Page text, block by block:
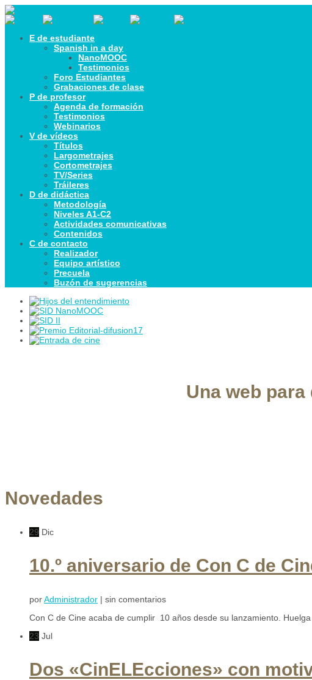
E de estudiante
Spanish in a day
NanoMOOC
Testimonios
Foro Estudiantes
Grabaciones de clase
P de profesor
Agenda de formación
Testimonios
Webinarios
V de vídeos
Títulos
Largometrajes
Cortometrajes
TV/Series
Tráileres
D de didáctica
Metodología
Niveles A1-C2
Actividades comunicativas
Contenidos
C de contacto
Realizador
Equipo artístico
Precuela
Buzón de sugerencias
Una web
Novedades
29 Dic
10.º aniversario de Con C de
porAdministrador | sin comentarios
Con C de Cine acaba de cumplir 10 años desde su lanzamiento.
23 Jul
Dos «CinELEcciones» con